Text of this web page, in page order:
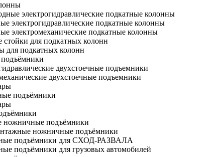
электрогидравлические подкатные колонны
электрогидравлические подкатные колонны
электромеханические подкатные колонны
для подкатных колонн
для подкатных колонн
двухстоечные подъемники
двухстоечные подъемники
подъёмники
ножничные подъёмники
ножничные подъёмники
подъёмники для СХОД-РАЗВАЛА
подъёмники для грузовых автомобилей